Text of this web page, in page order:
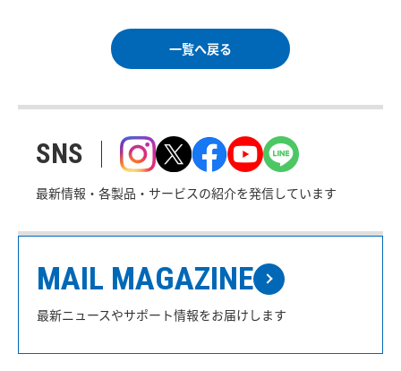
一覧へ戻る
SNS
最新情報・各製品・サービスの紹介を発信しています
MAIL MAGAZINE
最新ニュースやサポート情報をお届けします